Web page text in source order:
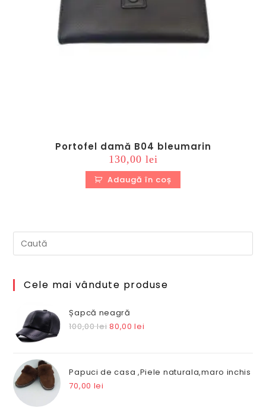
Portofel damă B04 bleumarin
130,00 lei
Adaugă în coș
Cele mai vândute produse
Șapcă neagră
100,00lei Prețul
fost:
80,00lei
80,00 lei.
Papuci de casa ,Piele naturala,maro inchis
70,00 lei